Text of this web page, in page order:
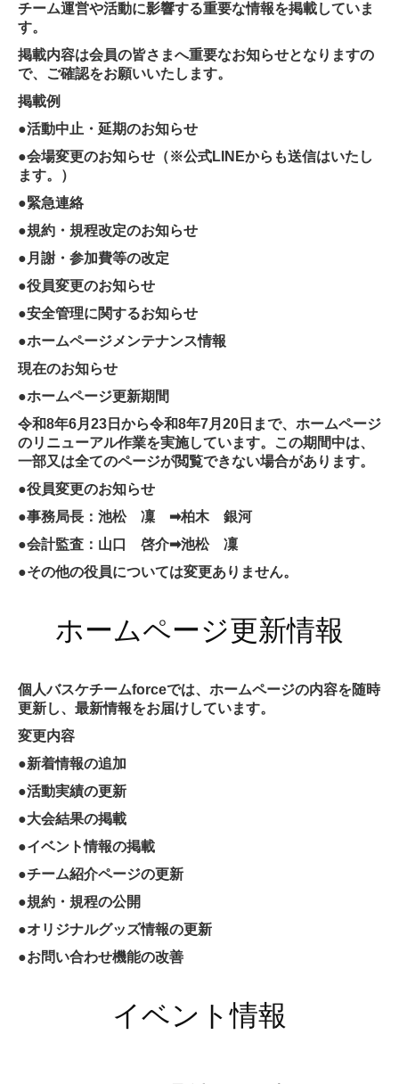
チーム運営や活動に影響する重要な情報を掲載していま
す。
掲載内容は会員の皆さまへ重要なお知らせとなりますの
で、ご確認をお願いいたします。
掲載例
●活動中止・延期のお知らせ
●会場変更のお知らせ（※公式LINEからも送信はいたし
ます。）
●緊急連絡
●規約・規程改定のお知らせ
●月謝・参加費等の改定
●役員変更のお知らせ
●安全管理に関するお知らせ
●ホームページメンテナンス情報
現在のお知らせ
●ホームページ更新期間
令和8年6月23日から令和8年7月20日まで、ホームページ
のリニューアル作業を実施しています。この期間中は、
一部又は全てのページが閲覧できない場合があります。
●役員変更のお知らせ
●事務局長：池松 凜 ➡柏木 銀河
●会計監査：山口 啓介➡池松 凜
●その他の役員については変更ありません。
ホームページ更新情報
個人バスケチームforceでは、ホームページの内容を随時
更新し、最新情報をお届けしています。
変更内容
●新着情報の追加
●活動実績の更新
●大会結果の掲載
●イベント情報の掲載
●チーム紹介ページの更新
●規約・規程の公開
●オリジナルグッズ情報の更新
●お問い合わせ機能の改善
イベント情報